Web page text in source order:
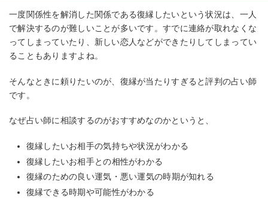
一度関係性を解消した関係である復縁したいという状況は、一人
で解決するのが難しいことが多いです。すでに連絡が取れなくな
ってしまっていたり、新しい恋人などができたりしてしまってい
ることもありますよね。
そんなときに頼りたいのが、復縁が当たりすぎると評判の占い師
です。
なぜ占い師に相談するのがおすすめなのかというと、
復縁したいお相手の気持ちや状況がわかる
復縁したいお相手との相性がわかる
復縁のための良い運気・悪い運気の時期が知れる
復縁できる時期や可能性がわかる